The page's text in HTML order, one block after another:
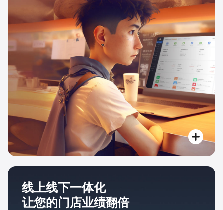
线上线下一体化
让您的门店业绩翻倍